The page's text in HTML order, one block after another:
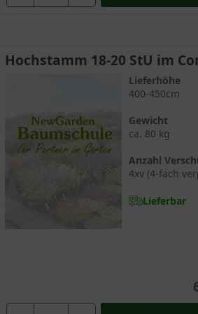
ungewöhnlichen Anblick bieten.
und tiefgründigen Böden mit
Baum aber wesentlich
zugleich tief. Sie gelten als
Hochstamm 18-20 StU im
Lieferhöhe
400-450cm
Gewicht
ca. 80 kg
Anzahl
4xv (4-fach
Lieferbar